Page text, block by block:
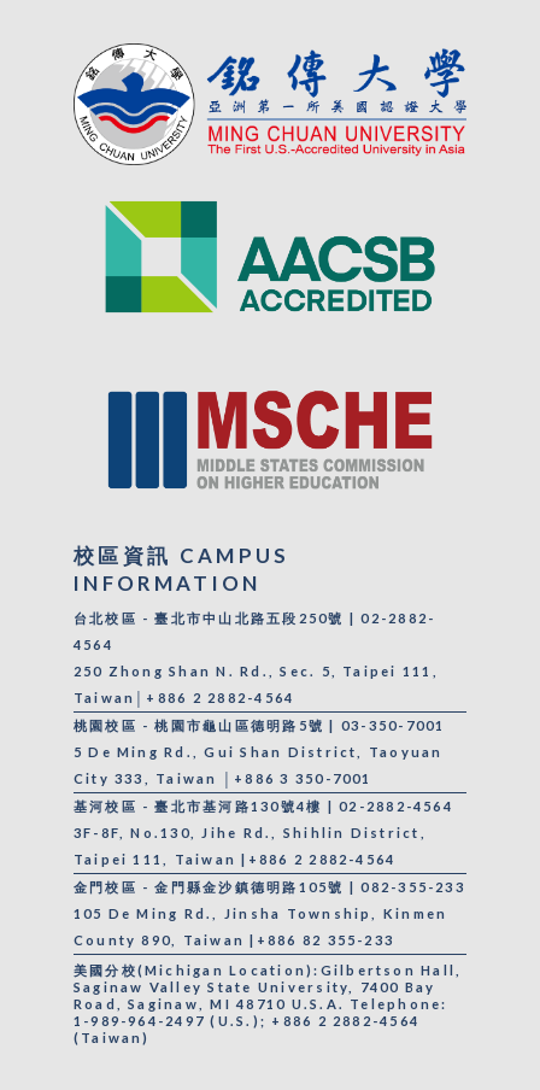
校區資訊 CAMPUS
INFORMATION
台北校區 - 臺北市中山北路五段250號 | 02-2882-
4564
250 Zhong Shan N. Rd., Sec. 5, Taipei 111,
Taiwan│+886 2 2882-4564
桃園校區 - 桃園市龜山區德明路5號 | 03-350-7001
5 De Ming Rd., Gui Shan District, Taoyuan
City 333, Taiwan │+886 3 350-7001
基河校區 - 臺北市基河路130號4樓 | 02-2882-4564
3F-8F, No.130, Jihe Rd., Shihlin District,
Taipei 111, Taiwan |+886 2 2882-4564
金門校區 - 金門縣金沙鎮德明路105號 | 082-355-233
105 De Ming Rd., Jinsha Township, Kinmen
County 890, Taiwan |+886 82 355-233
美國分校(Michigan Location):Gilbertson Hall,
Saginaw Valley State University, 7400 Bay
Road, Saginaw, MI 48710 U.S.A. Telephone:
1-989-964-2497 (U.S.); +886 2 2882-4564
(Taiwan)